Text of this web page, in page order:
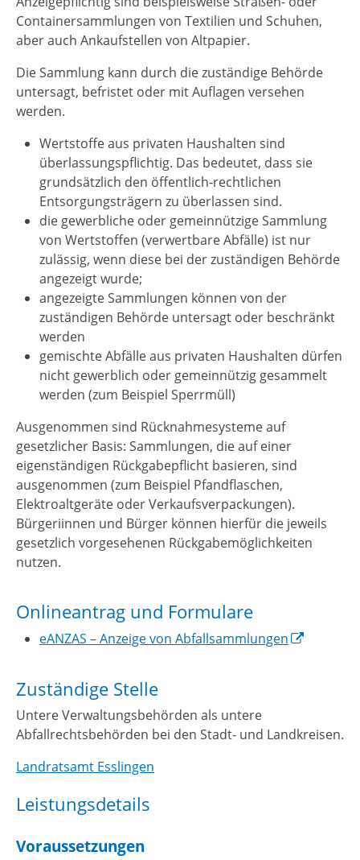
Containersammlungen von Textilien und Schuhen,
aber auch Ankaufstellen von Altpapier.
Die Sammlung kann durch die zuständige Behörde
untersagt, befristet oder mit Auflagen versehen
werden.
Wertstoffe aus privaten Haushalten sind
überlassungspflichtig. Das bedeutet, dass sie
grundsätzlich den öffentlich-rechtlichen
Entsorgungsträgern zu überlassen sind.
die gewerbliche oder gemeinnützige Sammlung
von Wertstoffen (verwertbare Abfälle) ist nur
zulässig, wenn diese bei der zuständigen Behörde
angezeigt wurde;
angezeigte Sammlungen können von der
zuständigen Behörde untersagt oder beschränkt
werden
gemischte Abfälle aus privaten Haushalten dürfen
nicht gewerblich oder gemeinnützig gesammelt
werden (zum Beispiel Sperrmüll)
Ausgenommen sind Rücknahmesysteme auf
gesetzlicher Basis: Sammlungen, die auf einer
eigenständigen Rückgabepflicht basieren, sind
ausgenommen (zum Beispiel Pfandflaschen,
Elektroaltgeräte oder Verkaufsverpackungen).
Bürgeriinnen und Bürger können hierfür die jeweils
gesetzlich vorgesehenen Rückgabemöglichkeiten
nutzen.
Onlineantrag und Formulare
eANZAS – Anzeige von Abfallsammlungen
Zuständige Stelle
Untere Verwaltungsbehörden als untere
Abfallrechtsbehörden bei den Stadt- und Landkreisen.
Landratsamt Esslingen
Leistungsdetails
Voraussetzungen